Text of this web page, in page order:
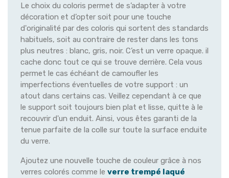
Le choix du coloris permet de s’adapter à votre
décoration et d’opter soit pour une touche
d'originalité par des coloris qui sortent des standards
habituels, soit au contraire de rester dans les tons
plus neutres : blanc, gris, noir. C’est un verre opaque. il
cache donc tout ce qui se trouve derrière. Cela vous
permet le cas échéant de camoufler les
imperfections éventuelles de votre support : un
atout dans certains cas. Veillez cependant à ce que
le support soit toujours bien plat et lisse, quitte à le
recouvrir d'un enduit. Ainsi, vous êtes garanti de la
tenue parfaite de la colle sur toute la surface enduite
du verre.
Ajoutez une nouvelle touche de couleur grâce à nos
verres colorés comme le verre trempé laqué